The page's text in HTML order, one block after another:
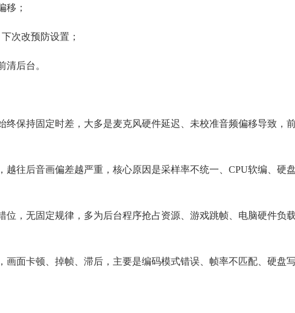
移；
次改预防设置；
后台。
终保持固定时差，大多是麦克风硬件延迟、未校准音频偏移导致，
越往后音画偏差越严重，核心原因是采样率不统一、CPU软编、硬
位，无固定规律，多为后台程序抢占资源、游戏跳帧、电脑硬件负
画面卡顿、掉帧、滞后，主要是编码模式错误、帧率不匹配、硬盘